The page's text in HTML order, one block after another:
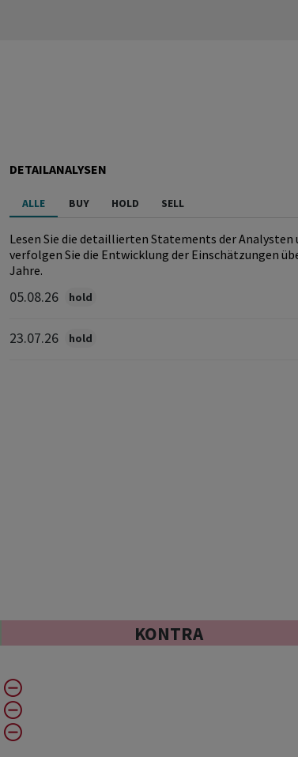
DETAILANALYSEN
ALLE BUY HOLD SELL
Lesen Sie die detaillierten Statements der Analysten
verfolgen Sie die Entwicklung der Einschätzungen
Jahre.
05.08.26 hold
23.07.26 hold
KONTRA